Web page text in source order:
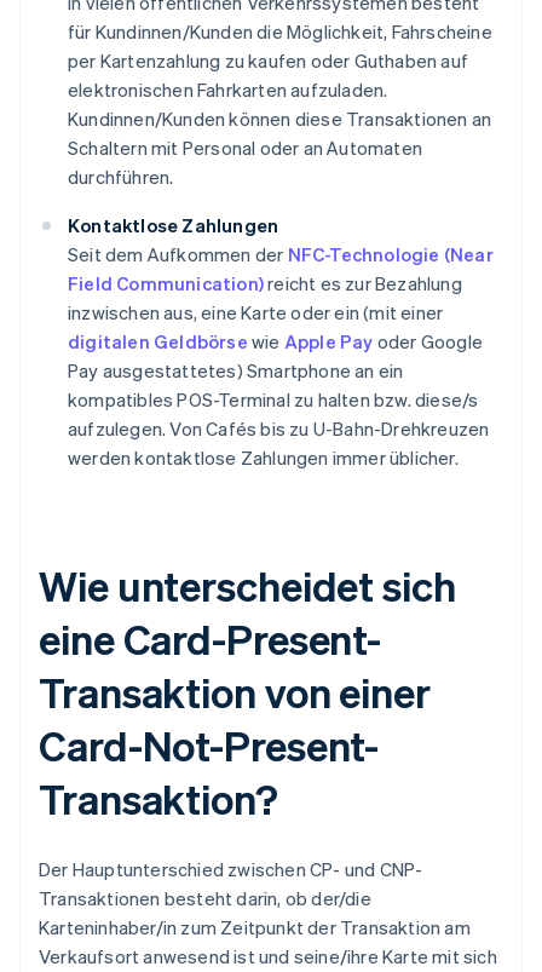
für Kundinnen/Kunden die Möglichkeit, Fahrscheine
per Kartenzahlung zu kaufen oder Guthaben auf
elektronischen Fahrkarten aufzuladen.
Kundinnen/Kunden können diese Transaktionen an
Schaltern mit Personal oder an Automaten
durchführen.
Kontaktlose Zahlungen
Seit dem Aufkommen der NFC-Technologie (Near
Field Communication)reicht es zur Bezahlung
inzwischen aus, eine Karte oder ein (mit einer
digitalen Geldbörse wie Apple Pay oder Google
Pay ausgestattetes) Smartphone an ein
kompatibles POS-Terminal zu halten bzw. diese/s
aufzulegen. Von Cafés bis zu U-Bahn-Drehkreuzen
werden kontaktlose Zahlungen immer üblicher.
Wie unterscheidet sich
eine Card-Present-
Transaktion von einer
Card-Not-Present-
Transaktion?
Der Hauptunterschied zwischen CP- und CNP-
Transaktionen besteht darin, ob der/die
Karteninhaber/in zum Zeitpunkt der Transaktion am
Verkaufsort anwesend ist und seine/ihre Karte mit sich